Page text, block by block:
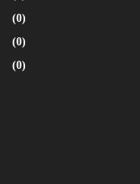
(0)
(0)
(0)